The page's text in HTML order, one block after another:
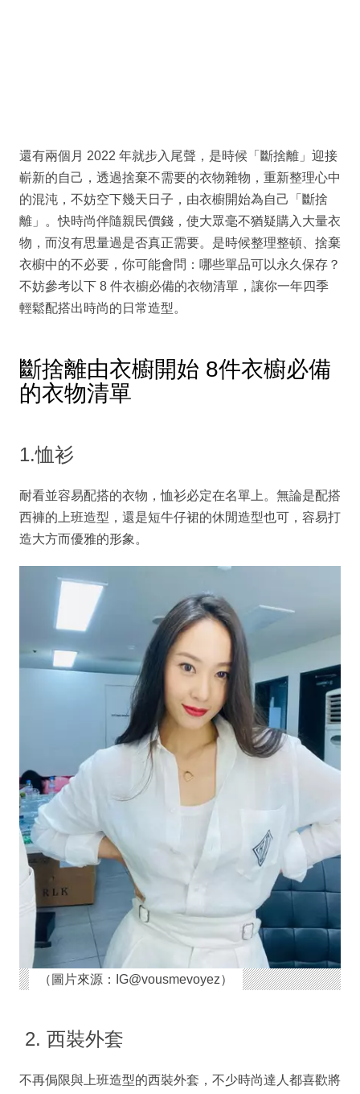
還有兩個月 2022 年就步入尾聲，是時候「斷捨離」迎接
嶄新的自己，透過捨棄不需要的衣物雜物，重新整理心中
的混沌，不妨空下幾天日子，由衣櫥開始為自己「斷捨
離」。快時尚伴隨親民價錢，使大眾毫不猶疑購入大量衣
物，而沒有思量過是否真正需要。是時候整理整頓、捨棄
衣櫥中的不必要，你可能會問：哪些單品可以永久保存？
不妨參考以下 8 件衣櫥必備的衣物清單，讓你一年四季
輕鬆配搭出時尚的日常造型。
斷捨離由衣櫥開始 8件衣櫥必備
的衣物清單
1.恤衫
耐看並容易配搭的衣物，恤衫必定在名單上。無論是配搭
西褲的上班造型，還是短牛仔裙的休閒造型也可，容易打
造大方而優雅的形象。
（圖片來源：IG@vousmevoyez）
2. 西裝外套
不再侷限與上班造型的西裝外套，不少時尚達人都喜歡將